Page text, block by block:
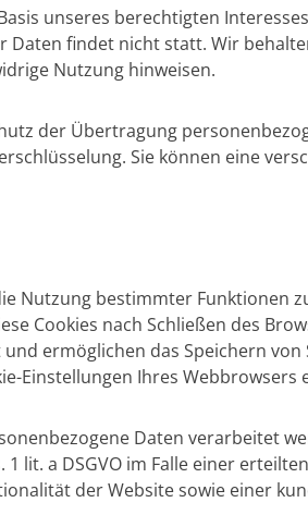
unseres berechtigten
findet nicht statt. Wir
Nutzung hinweisen.
der Übertragung
Sie können eine
Nutzung bestimmter Funktionen
Cookies nach Schließen des
ermöglichen das Speichern
Einstellungen Ihres Webbrowsers
Daten verarbeitet
lit. a DSGVO im Falle einer
der Website sowie einer